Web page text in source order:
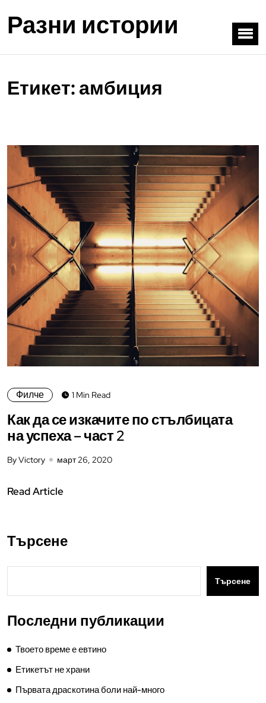
Разни истории
Етикет:амбиция
Филче 1 Min Read
Как да се изкачите по стълбицата
на успеха – част 2
By Victory март 26, 2020
Read Article
Търсене
Търсене
Последни публикации
Твоето време е евтино
Етикетът не храни
Първата драскотина боли най-много